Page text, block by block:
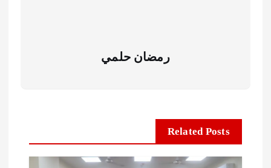
رمضان حلمي
Related Posts